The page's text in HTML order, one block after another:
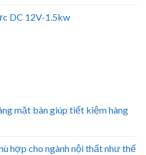
DC 12V-1.5kw
mặt bàn giúp tiết kiệm hàng
hợp cho ngành nội thất như thế